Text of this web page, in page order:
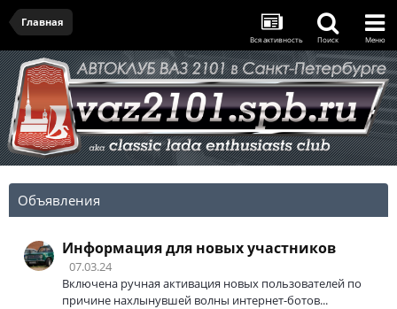
Главная
Вся активность Поиск Меню
Объявления
Информация для новых участников
07.03.24
Включена ручная активация новых пользователей по
причине нахлынувшей волны интернет-ботов...